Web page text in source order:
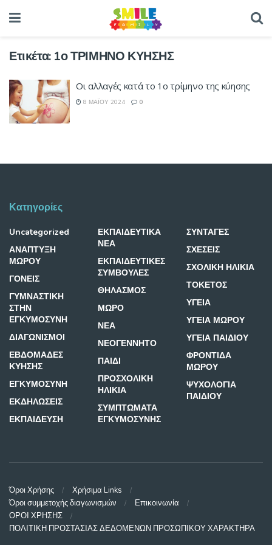
Ετικέτα: 1ο ΤΡΙΜΗΝΟ ΚΥΗΣΗΣ
Οι αλλαγές κατά το 1ο τρίμηνο της κύησης
8 ΜΑΪ́ΟΥ 2024 0
Κατηγορίες
Uncategorized
ΑΝΑΠΤΥΞΗ
ΜΩΡΟΥ
ΓΟΝΕΙΣ
ΓΥΜΝΑΣΤΙΚΗ
ΣΤΗΝ
ΕΓΚΥΜΟΣΥΝΗ
ΔΙΑΓΩΝΙΣΜΟΙ
ΕΒΔΟΜΑΔΕΣ
ΚΥΗΣΗΣ
ΕΓΚΥΜΟΣΥΝΗ
ΕΚΔΗΛΩΣΕΙΣ
ΕΚΠΑΙΔΕΥΣΗ
ΕΚΠΑΙΔΕΥΤΙΚΑ
ΝΕΑ
ΕΚΠΑΙΔΕΥΤΙΚΕΣ
ΣΥΜΒΟΥΛΕΣ
ΘΗΛΑΣΜΟΣ
ΜΩΡΟ
ΝΕΑ
ΝΕΟΓΕΝΝΗΤΟ
ΠΑΙΔΙ
ΠΡΟΣΧΟΛΙΚΗ
ΗΛΙΚΙΑ
ΣΥΜΠΤΩΜΑΤΑ
ΕΓΚΥΜΟΣΥΝΗΣ
ΣΥΝΤΑΓΕΣ
ΣΧΕΣΕΙΣ
ΣΧΟΛΙΚΗ ΗΛΙΚΙΑ
ΤΟΚΕΤΟΣ
ΥΓΕΙΑ
ΥΓΕΙΑ ΜΩΡΟΥ
ΥΓΕΙΑ ΠΑΙΔΙΟΥ
ΦΡΟΝΤΙΔΑ
ΜΩΡΟΥ
ΨΥΧΟΛΟΓΙΑ
ΠΑΙΔΙΟΥ
Όροι Χρήσης
Χρήσιμα Links
Όροι συμμετοχής διαγωνισμών
Επικοινωνία
ΟΡΟΙ ΧΡΗΣΗΣ
ΠΟΛΙΤΙΚΗ ΠΡΟΣΤΑΣΙΑΣ ΔΕΔΟΜΕΝΩΝ ΠΡΟΣΩΠΙΚΟΥ ΧΑΡΑΚΤΗΡΑ